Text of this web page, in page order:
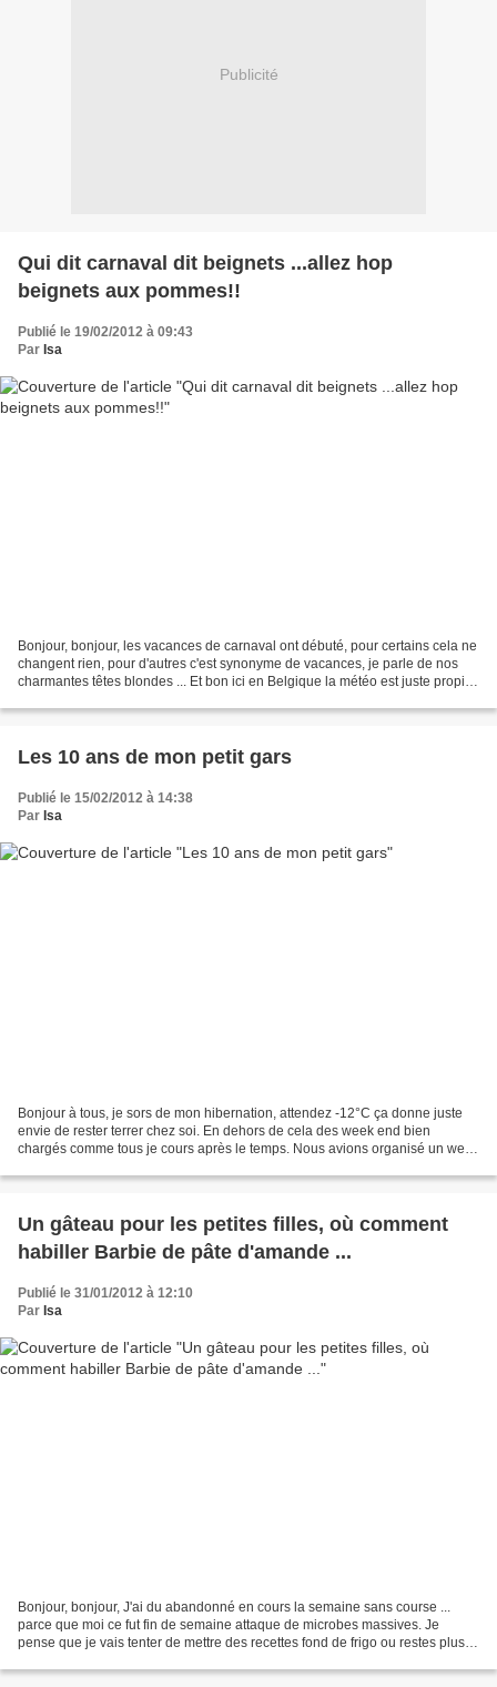
Publicité
Qui dit carnaval dit beignets ...allez hop
beignets aux pommes!!
Publié le 19/02/2012 à 09:43
Par Isa
Bonjour, bonjour, les vacances de carnaval ont débuté, pour certains cela ne
changent rien, pour d'autres c'est synonyme de vacances, je parle de nos
charmantes têtes blondes ... Et bon ici en Belgique la météo est juste propice
Les 10 ans de mon petit gars
Publié le 15/02/2012 à 14:38
Par Isa
Bonjour à tous, je sors de mon hibernation, attendez -12°C ça donne juste
envie de rester terrer chez soi. En dehors de cela des week end bien
chargés comme tous je cours après le temps. Nous avions organisé un week
Un gâteau pour les petites filles, où comment
habiller Barbie de pâte d'amande ...
Publié le 31/01/2012 à 12:10
Par Isa
Bonjour, bonjour, J'ai du abandonné en cours la semaine sans course ...
parce que moi ce fut fin de semaine attaque de microbes massives. Je
pense que je vais tenter de mettre des recettes fond de frigo ou restes plus